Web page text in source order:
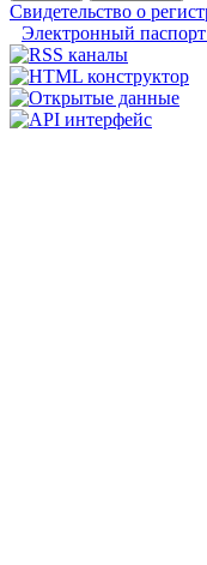
Свидетельство о
Электронный